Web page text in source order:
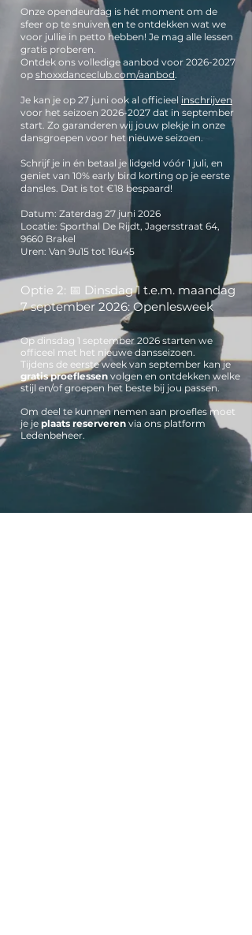
Onze opendeurdag is hét moment om de
sfeer op te snuiven en te ontdekken wat we
voor jullie in petto hebben! Je mag alle lessen
gratis proberen.
Ontdek ons volledige aanbod voor 2026-2027
op shoxxdanceclub.com/aanbod.
Je kan je op 27 juni ook al officieel inschrijven
voor het seizoen 2026-2027 dat in september
start. Zo garanderen wij jouw plekje in onze
dansgroepen voor het nieuwe seizoen.
Schrijf je in én betaal je lidgeld vóór 1 juli, en
geniet van 10% early bird korting op je eerste
dansles. Dat is tot €18 bespaard!
Datum: Zaterdag 27 juni 2026
Locatie: Sporthal De Rijdt, Jagersstraat 64,
9660 Brakel
Uren: Van 9u15 tot 16u45
Optie 2: 📅 Dinsdag 1 t.e.m. maandag
7 september 2026: Openlesweek
Op dinsdag 1 september 2026 starten we
officeel met het nieuwe dansseizoen.
Tijdens de eerste week van september kan je
gratis proeflessen volgen en ontdekken welke
stijl en/of groepen het beste bij jou passen.
Om deel te kunnen nemen aan proefles moet
je je plaats reserveren via ons platform
Ledenbeheer.